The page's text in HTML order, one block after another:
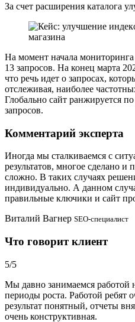
За счет расширения каталога
На момент начала
13 запросов. На конец марта
что речь идет о запросах,
отслеживая, наиболее
Глобально сайт ранжируется
запросов.
Комментарий эксперта
Иногда мы сталкиваемся с
результатов, многое сделано и
сложно. В таких случаях
индивидуально. А данном
правильные ключики и сайт
Виталий Вагнер SEO-специалист
Что говорит клиент
5/5
Мы давно занимаемся работой
периоды роста. Работой ребят
результат понятный, отчеты
очень конструктивная.